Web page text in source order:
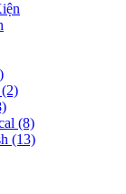
(8)
(13)